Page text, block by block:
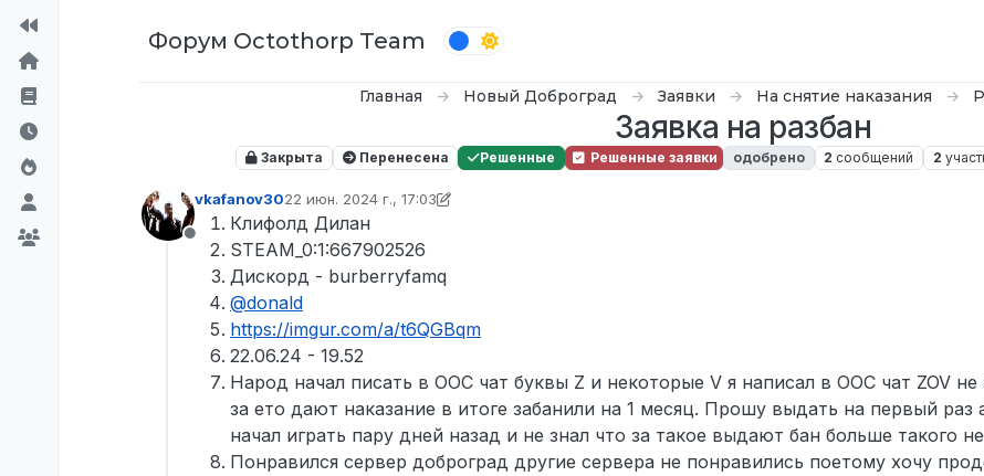
Форум Octothorp Team
Главная Новый Доброград Заявки На снятие наказания
Заявка на разбан
Закрыта Перенесена Решенные Решенные заявки одобрено 2 сообщений 2
Не в сети
vkafanov3022 июн. 2024 г., 17:03
отредактировано inquizzy
Клифолд Дилан
STEAM_0:1:667902526
Дискорд - burberryfamq
@donald
https://imgur.com/a/t6QGBqm
22.06.24 - 19.52
Народ начал писать в ООС чат буквы Z и некоторые V я написал в ООС чат ZOV
за ето дают наказание в итоге забанили на 1 месяц. Прошу выдать на первый раз
начал играть пару дней назад и не знал что за такое выдают бан больше такого
Понравился сервер доброград другие сервера не понравились поетому хочу